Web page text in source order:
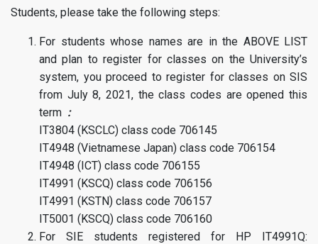
Students, please take the following steps:
For students whose names are in the ABOVE LIST
and plan to register for classes on the University’s
system, you proceed to register for classes on SIS
from July 8, 2021, the class codes are opened this
term :
IT3804 (KSCLC) class code 706145
IT4948 (Vietnamese Japan) class code 706154
IT4948 (ICT) class code 706155
IT4991 (KSCQ) class code 706156
IT4991 (KSTN) class code 706157
IT5001 (KSCQ) class code 706160
For SIE students registered for HP IT4991Q: